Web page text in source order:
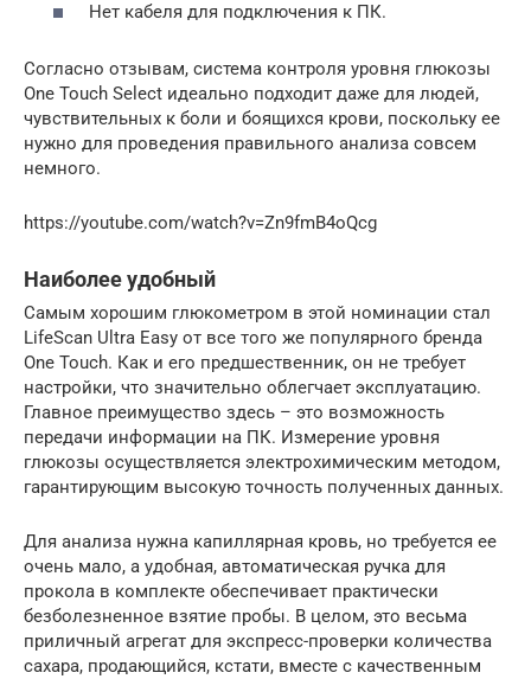
Нет кабеля для подключения к ПК.
Согласно отзывам, система контроля уровня глюкозы
One Touch Select идеально подходит даже для людей,
чувствительных к боли и боящихся крови, поскольку ее
нужно для проведения правильного анализа совсем
немного.
https://youtube.com/watch?v=Zn9fmB4oQcg
Наиболее удобный
Самым хорошим глюкометром в этой номинации стал
LifeScan Ultra Easy от все того же популярного бренда
One Touch. Как и его предшественник, он не требует
настройки, что значительно облегчает эксплуатацию.
Главное преимущество здесь – это возможность
передачи информации на ПК. Измерение уровня
глюкозы осуществляется электрохимическим методом,
гарантирующим высокую точность полученных данных.
Для анализа нужна капиллярная кровь, но требуется ее
очень мало, а удобная, автоматическая ручка для
прокола в комплекте обеспечивает практически
безболезненное взятие пробы. В целом, это весьма
приличный агрегат для экспресс-проверки количества
сахара, продающийся, кстати, вместе с качественным